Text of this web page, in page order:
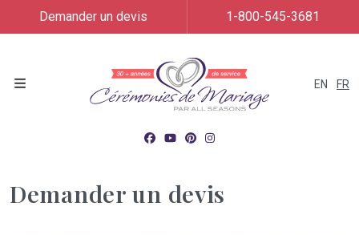
EN FR
Demander un devis 1-800-545-3681
Demander un devis